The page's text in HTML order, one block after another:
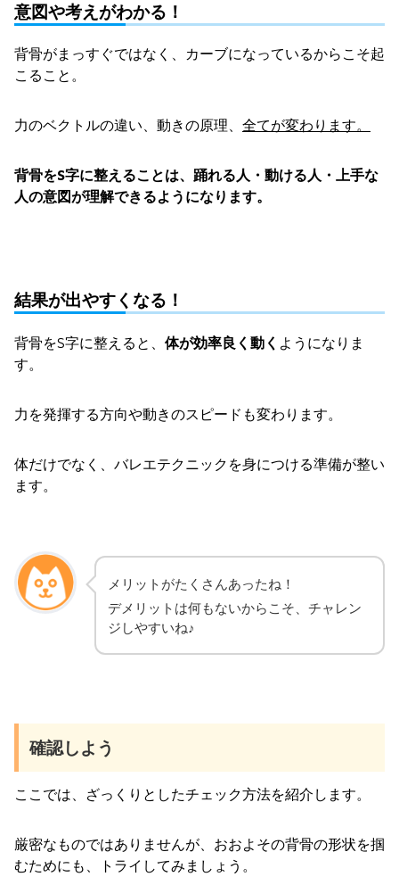
意図や考えがわかる！
背骨がまっすぐではなく、カーブになっているからこそ起
こること。
力のベクトルの違い、動きの原理、 全てが変わります。
背骨をS字に整えることは、踊れる人・動ける人・上手な
人の意図が理解できるようになります。
結果が出やすくなる！
背骨をS字に整えると、 体が効率良く動く ようになりま
す。
力を発揮する方向や動きのスピードも変わります。
体だけでなく、バレエテクニックを身につける準備が整い
ます。
メリットがたくさんあったね！
デメリットは何もないからこそ、チャレン
ジしやすいね♪
確認しよう
ここでは、ざっくりとしたチェック方法を紹介します。
厳密なものではありませんが、おおよその背骨の形状を掴
むためにも、トライしてみましょう。